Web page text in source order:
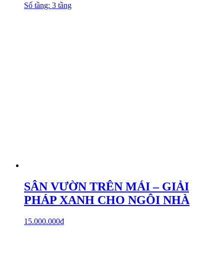
Số tầng: 3 tầng
SÂN VƯỜN TRÊN MÁI – GIẢI
PHÁP XANH CHO NGÔI NHÀ
15.000.000₫